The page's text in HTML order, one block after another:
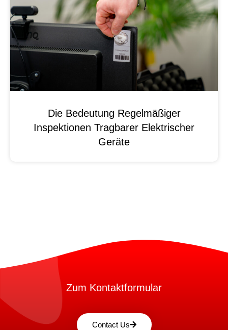
Die Bedeutung Regelmäßiger
Inspektionen Tragbarer Elektrischer
Geräte
Zum Kontaktformular
Contact Us